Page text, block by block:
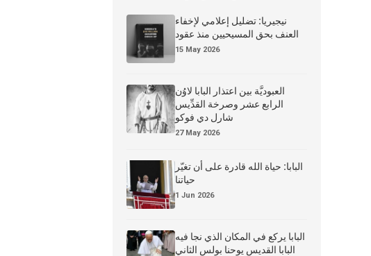
نيجيريا: تضليل إعلامي لإخفاء
العنف بحق المسيحيين منذ عقود
15 May 2026
العبوديَّة بين اعتذار البابا لاوُن
الرابع عشر وصرخة القدِّيس
شارل دي فوكو
27 May 2026
البابا: حياة الله قادرة على أن تغيّر
حياتنا
1 Jun 2026
البابا يركع في المكان الذي نجا فيه
البابا القديس يوحنا بولس الثاني